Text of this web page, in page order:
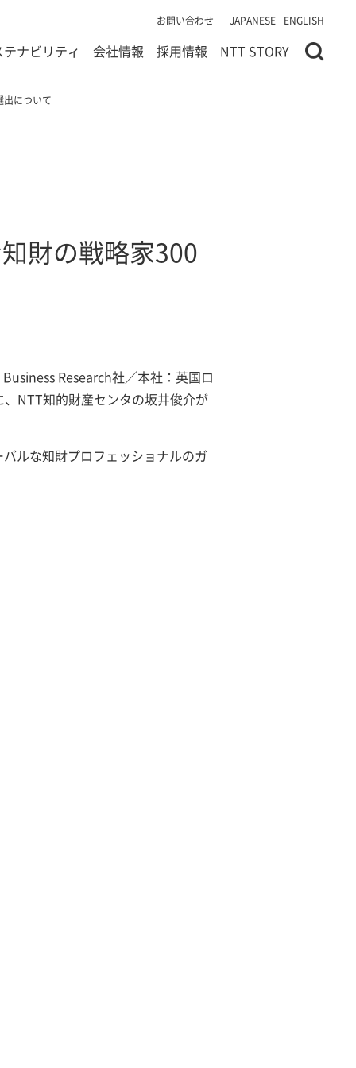
お問い合わせ JAPANESE ENGLISH
テナビリティ 会社情報 採用情報 NTT STORY
について
財の戦略家300
Research社／本社：英国ロ
NTT知的財産センタの坂井俊介が
ルな知財プロフェッショナルのガ